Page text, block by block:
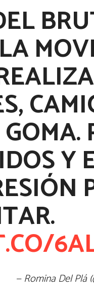
Y
— Romina Del Plá